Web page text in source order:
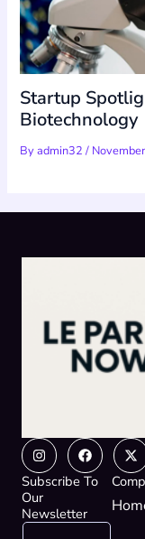
Startup
Biotechnology
Byadmin32/
InstagramFacebook
X-
Subscribe To
Our
Newsletter
*E